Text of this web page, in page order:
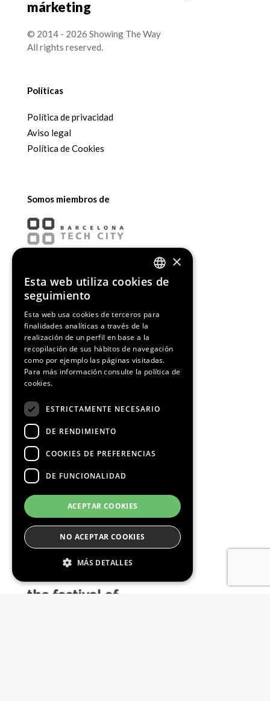
márketing
© 2014 - 2026 Showing The Way
All rights reserved.
Políticas
Política de privacidad
Aviso legal
Política de Cookies
Somos miembros de
Media Partners
ENGLISH
×
Esta web utiliza cookies de
seguimiento
Esta web usa cookies de terceros para
finalidades analíticas a través de la
realización de un perfil en base a la
recopilación de sus hábitos de navegación
como por ejemplo las páginas visitadas.
Para más información consulte la política de
cookies.
ESTRICTAMENTE NECESARIO
DE RENDIMIENTO
COOKIES DE PREFERENCIAS
DE FUNCIONALIDAD
ACEPTAR COOKIES
NO ACEPTAR COOKIES
MÁS DETALLES